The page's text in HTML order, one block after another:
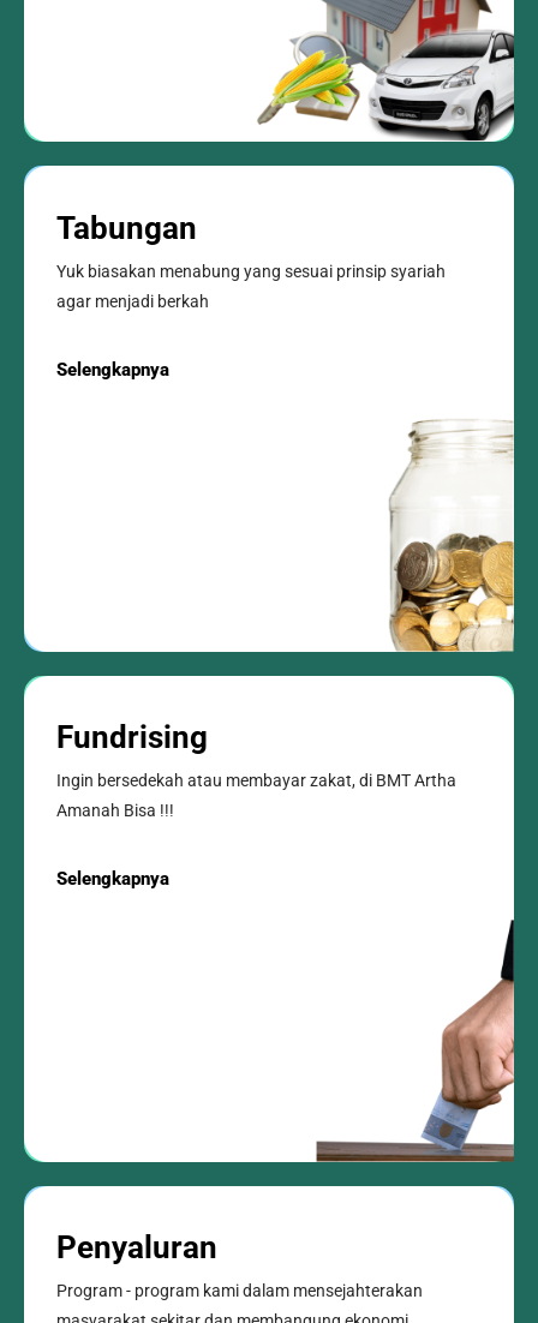
Tabungan
Yuk biasakan menabung yang sesuai prinsip syariah
agar menjadi berkah
Selengkapnya
Fundrising
Ingin bersedekah atau membayar zakat, di BMT Artha
Amanah Bisa !!!
Selengkapnya
Penyaluran
Program - program kami dalam mensejahterakan